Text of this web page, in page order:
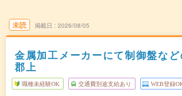
未読 掲載日 2026/08/05
金属加工メーカーにて制御盤など
郡上
職種未経験OK 交通費別途支給あり WEB登録